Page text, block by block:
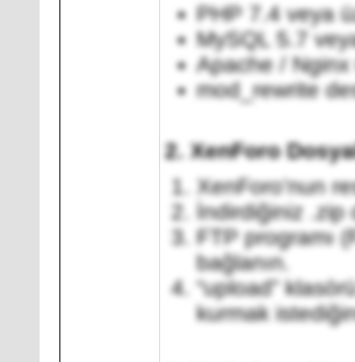
PHP 7.4 veya
MySQL 5.7
Apache /
mod_rewrite
2. XenForo
XenForo’nun
İndirdiğiniz .zip
FTP programı
bağlanın.
“upload”
kurmak